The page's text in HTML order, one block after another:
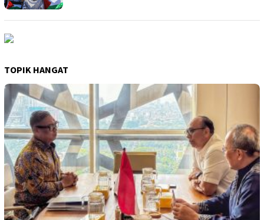
TOPIK HANGAT